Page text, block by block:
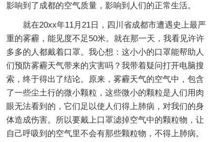
影响到了成都的空气质量，影响到人们的正常生活。
就在20xx年11月21日，四川省成都市遭遇史上最严
重的雾霾，能见度不足50米。就在那一天，我看见许许
多多的人都戴着口罩。我心想：这小小的口罩能帮助人
们预防雾霾天气带来的灾害吗？我带着疑问打开电脑搜
索，终于得出了结论。原来，雾霾天气的空气中，包含
了一些尘土行的微小颗粒，这些微小的颗粒是人们用肉
眼无法看到的，它们足以使人们得上肺病，对我们的身
体造成伤害。所以要戴上口罩滤掉空气中的颗粒物，让
自己呼吸到的空气里不会有那些颗粒物，不得上肺病。